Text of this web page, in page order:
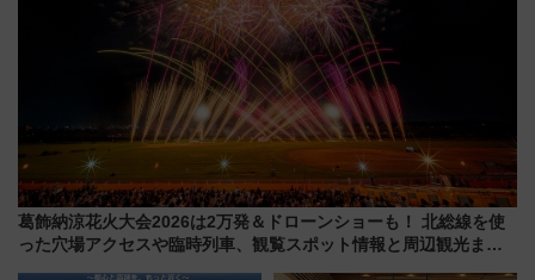
葛飾納涼花火大会2026は2万発＆ドローンショーも！ 北総線を使
った穴場アクセスや臨時列車、観覧スポット情報と周辺観光まと